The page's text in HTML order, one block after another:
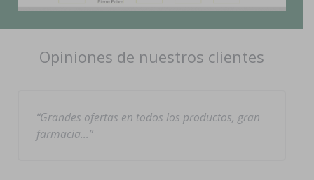
Opiniones de nuestros clientes
Grandes ofertas en todos los productos, gran
farmacia…